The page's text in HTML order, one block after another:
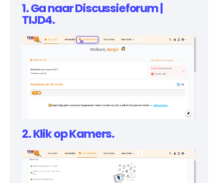
1. Ga naar Discussieforum |
TIJD4.
2. Klik op Kamers.